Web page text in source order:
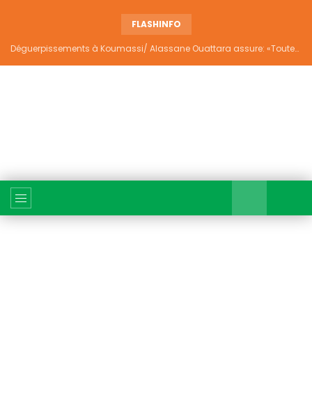
FLASHINFO
Déguerpissements à Koumassi/ Alassane Ouattara assure: «Toutes les responsabilités seront établies et elles donneront lieu aux sanctions prévues par la loi»